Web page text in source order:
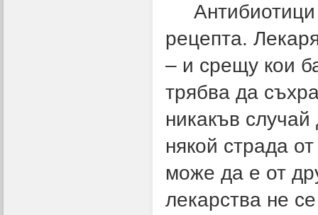
Антибиотици
рецепта.
– и срещу кои
трябва да
никакъв
някой страда
може да е от
лекарства не